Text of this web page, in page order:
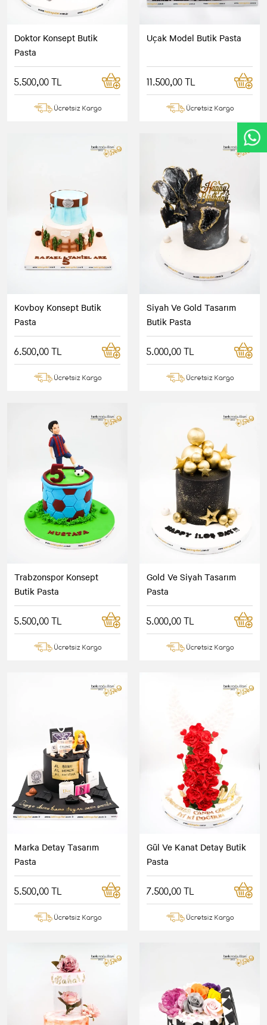
Doktor Konsept Butik
Pasta
5.500,00 TL
Ücretsiz Kargo
Uçak Model Butik Pasta
11.500,00 TL
Ücretsiz Kargo
Kovboy Konsept Butik
Pasta
6.500,00 TL
Ücretsiz Kargo
Siyah Ve Gold Tasarım
Butik Pasta
5.000,00 TL
Ücretsiz Kargo
Trabzonspor Konsept
Butik Pasta
5.500,00 TL
Ücretsiz Kargo
Gold Ve Siyah Tasarım
Pasta
5.000,00 TL
Ücretsiz Kargo
Marka Detay Tasarım
Pasta
5.500,00 TL
Ücretsiz Kargo
Gül Ve Kanat Detay Butik
Pasta
7.500,00 TL
Ücretsiz Kargo